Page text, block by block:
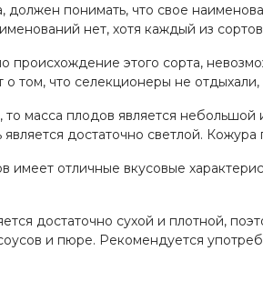
должен понимать, что свое
нет, хотя каждый из
происхождение этого сорта,
том, что селекционеры не
то масса плодов является
достаточно светлой.
имеет отличные вкусовые
достаточно сухой и плотной,
и пюре. Рекомендуется